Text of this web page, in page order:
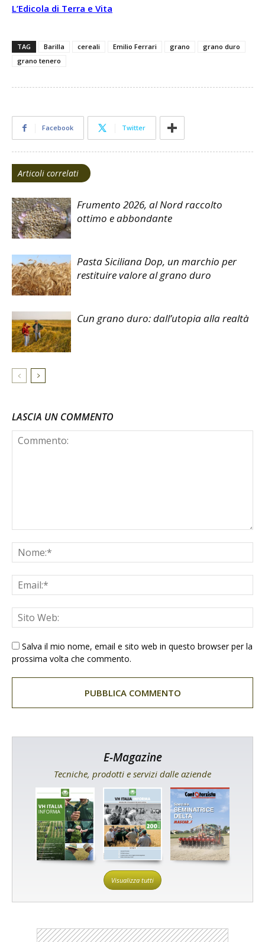
L’Edicola di Terra e Vita
TAG Barilla cereali Emilio Ferrari grano
grano duro
grano tenero
Facebook Twitter
Articoli correlati
Frumento 2026, al Nord raccolto
ottimo e abbondante
Pasta Siciliana Dop, un marchio per
restituire valore al grano duro
Cun grano duro: dall’utopia alla realtà
LASCIA UN COMMENTO
Salva il mio nome, email e sito web in questo browser per la
prossima volta che commento.
E-Magazine
Tecniche, prodotti e servizi dalle aziende
Visualizza tutti